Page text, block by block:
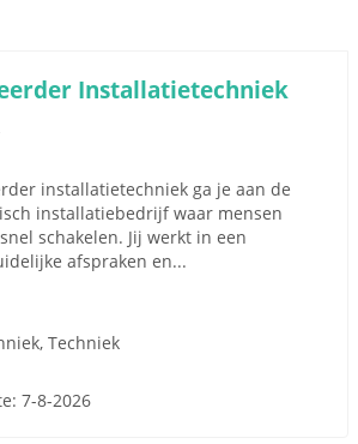
Installatietechniek
installatietechniek ga je aan de
installatiebedrijf waar mensen
schakelen. Jij werkt in een
afspraken en...
Techniek
7-8-2026